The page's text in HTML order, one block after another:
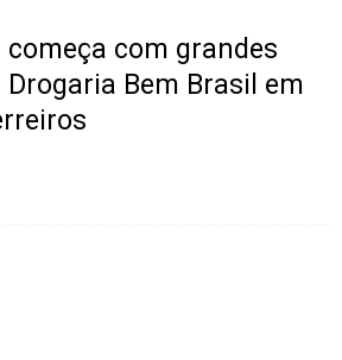
começa com grandes
Bem Brasil em